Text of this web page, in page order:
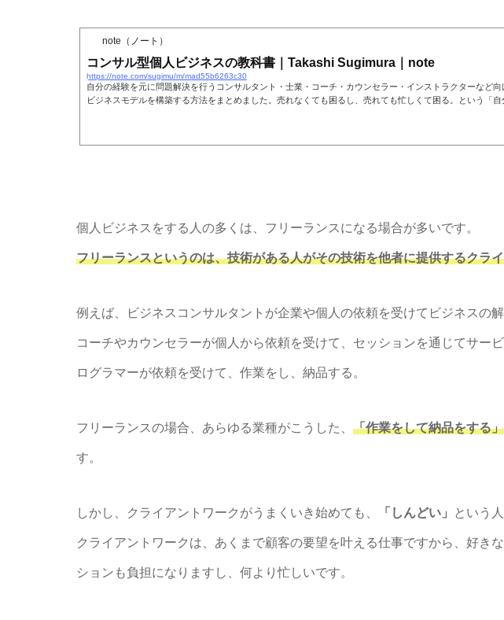
note（ノート）
コンサル型個人ビジネスの教科書｜Takashi Sugimura｜note
https://note.com/sugimu/m/mad55b6263c30
自分の経験を元に問題解決を行うコンサルタント・士業・コーチ・カウンセラー・インストラクターなど
ビジネスモデルを構築する方法をまとめました。売れなくても困るし、売れても忙しくて困る。という「
個人ビジネスをする人の多くは、フリーランスになる場合が多いです。
フリーランスというのは、技術がある人がその技術を他者に提供するクラ
例えば、ビジネスコンサルタントが企業や個人の依頼を受けてビジネスの
コーチやカウンセラーが個人から依頼を受けて、セッションを通じてサー
ログラマーが依頼を受けて、作業をし、納品する。
フリーランスの場合、あらゆる業種がこうした、 「作業をして納品をする」
す。
しかし、クライアントワークがうまくいき始めても、 「しんどい」 という
クライアントワークは、あくまで顧客の要望を叶える仕事ですから、好き
ションも負担になりますし、何より忙しいです。